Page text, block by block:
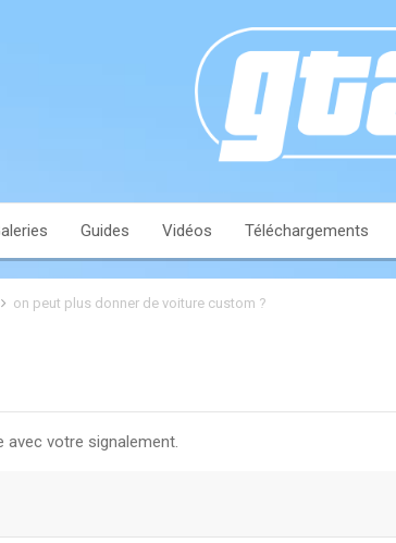
Guides Vidéos Téléchargements
on peut plus donner de voiture custom ?
avec votre signalement.